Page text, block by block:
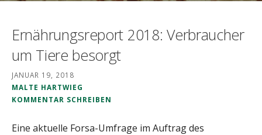
Ernährungsreport 2018: Verbraucher
um Tiere besorgt
JANUAR 19, 2018
MALTE HARTWIEG
KOMMENTAR SCHREIBEN
Eine aktuelle Forsa-Umfrage im Auftrag des